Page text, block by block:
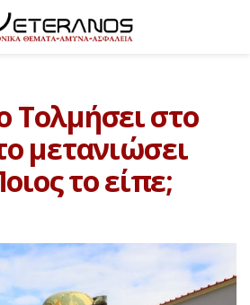
Τολμήσει στο
μετανιώσει
το είπε;